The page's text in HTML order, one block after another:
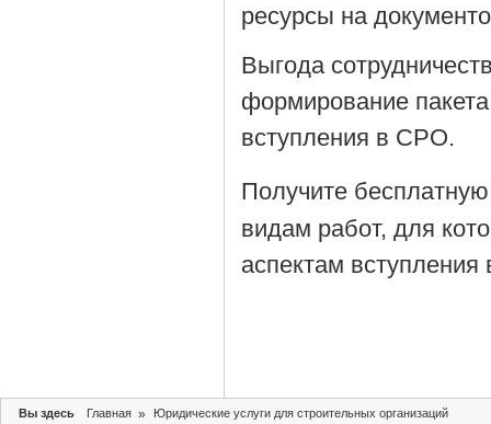
ресурсы на
Выгода
формирование
вступления в СРО.
Получите
видам работ, для
аспектам
Вы здесь Главная » Юридические услуги для строительных организаций